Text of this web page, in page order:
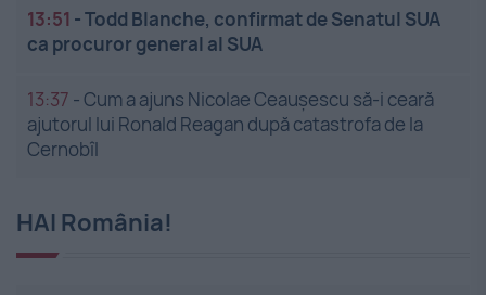
13:51 -Todd Blanche, confirmat de Senatul SUA
ca procuror general al SUA
13:37 -Cum a ajuns Nicolae Ceaușescu să-i ceară
ajutorul lui Ronald Reagan după catastrofa de la
Cernobîl
HAI România!